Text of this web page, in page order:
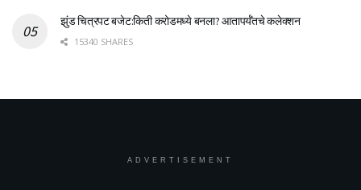
झुंड चित्रपट बजेट:किती करोडमध्ये बनला? आतापर्यँतचे कलेक्शन
15340 SHARES
ADVERTISEMENT